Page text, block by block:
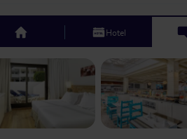
top Hotel
Previous slide